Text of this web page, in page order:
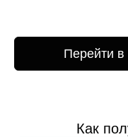
Перейти в
Как